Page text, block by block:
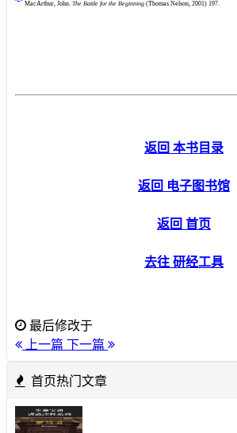
MacArthur, John. The Battle for the Beginning (Thomas Nelson, 2001) 197.
返回 本书目录
返回 电子图书馆
返回 首页
去往 研经工具
最后修改于
上一篇 下一篇
首页热门文章